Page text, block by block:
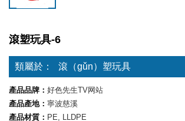
滾塑玩具-6
類屬於： 滾（gǔn）塑玩具
產品品牌： 好色先生TV网站
產品產地： 寧波慈溪
產品材質： PE, LLDPE